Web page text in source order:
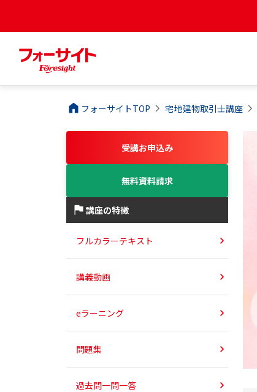
フォーサイトTOP 宅地建物取引士講座
受講お申込み
無料資料請求
講座の特徴
フルカラーテキスト
講義動画
eラーニング
問題集
過去問一問一答